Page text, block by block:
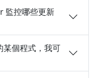
監控哪些更新
個程式，我可